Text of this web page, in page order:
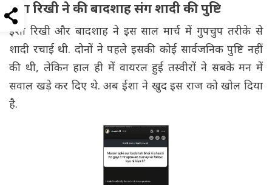
ईशा रिखी ने की बादशाह संग शादी की पुष्टि
ईशा रिखी और बादशाह ने इस साल मार्च में गुपचुप तरीके से
शादी रचाई थी. दोनों ने पहले इसकी कोई सार्वजनिक पुष्टि नहीं
की थी, लेकिन हाल ही में वायरल हुई तस्वीरों ने सबके मन में
सवाल खड़े कर दिए थे. अब ईशा ने खुद इस राज को खोल दिया
है.